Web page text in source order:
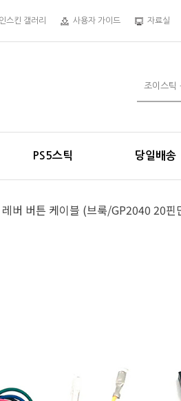
스킨 갤러리 사용자 가이드 자료실
PS5스틱 당일배송
버 버튼 케이블 (브룩/GP2040 20핀